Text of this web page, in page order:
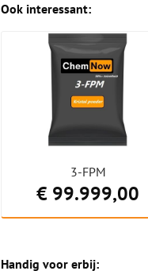
Ook interessant:
3-FPM
€ 99.999,00
Handig voor erbij: